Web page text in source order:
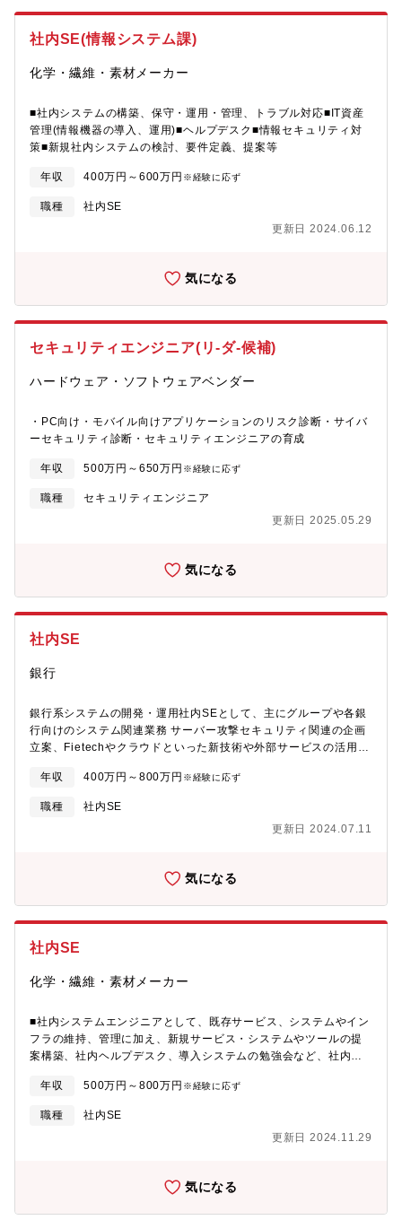
にしています。【当社ついて】1950年に設立され、無機薬品、有
い化学製品を開発・製造し、自動車、電気・電子、住宅、医療等
いです!【配属先情報】IT企画部(徳島工場内)
社内SE(情報システム課)
化学・繊維・素材メーカー
■社内システムの構築、保守・運用・管理、トラブル対応■IT資産
管理(情報機器の導入、運用)■ヘルプデスク■情報セキュリティ対
策■新規社内システムの検討、要件定義、提案等
年収 400万円～600万円 ※経験に応ず
職種
社内SE
更新日 2024.06.12
気になる
セキュリティエンジニア(リ-ダ-候補)
ハードウェア・ソフトウェアベンダー
・PC向け・モバイル向けアプリケーションのリスク診断・サイバ
ーセキュリティ診断・セキュリティエンジニアの育成
年収 500万円～650万円 ※経験に応ず
職種
セキュリティエンジニア
更新日 2025.05.29
気になる
社内SE
銀行
銀行系システムの開発・運用社内SEとして、主にグループや各銀
行向けのシステム関連業務 サーバー攻撃セキュリティ関連の企画
立案、Fietechやクラウドといった新技術や外部サービスの活用提
マにもチャレンジ可能です。
年収 400万円～800万円 ※経験に応ず
職種
社内SE
更新日 2024.07.11
気になる
社内SE
化学・繊維・素材メーカー
■社内システムエンジニアとして、既存サービス、システムやイン
フラの維持、管理に加え、新規サービス・システムやツールの提
案構築、社内ヘルプデスク、導入システムの勉強会など、社内の
基幹系システムの業務改善提案、及び変更・運用・障害管理■情報
系アプリケーションの構築と運用、ローコード開発(RPA、ワーク
フロー、MS365ほか)■セキュリティ管理、ホームページ管理■サ
ーバー、ネットワーク等のインフラ管理(グループ共有IT基盤あ
年収 500万円～800万円 ※経験に応ず
職種
社内SE
更新日 2024.11.29
気になる